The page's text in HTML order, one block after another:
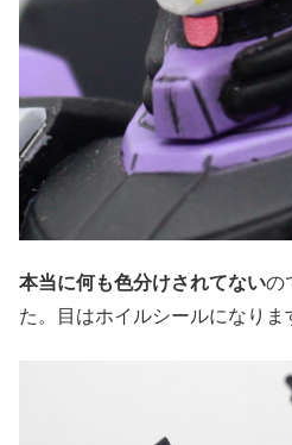
本当に何も色分けされてないの
た。目はホイルシールになりま